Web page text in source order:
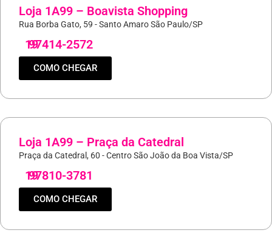
Loja 1A99 – Boavista Shopping
Rua Borba Gato, 59 - Santo Amaro São Paulo/SP
19
97414-2572
COMO CHEGAR
Loja 1A99 – Praça da Catedral
Praça da Catedral, 60 - Centro São João da Boa Vista/SP
19
97810-3781
COMO CHEGAR